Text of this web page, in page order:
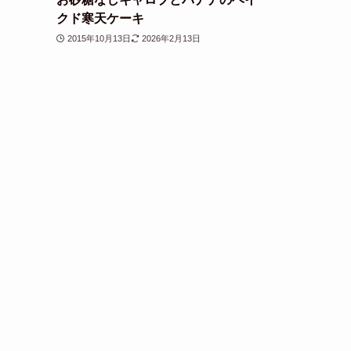
クド寒天ケーキ
2015年10月13日 2026年2月13日